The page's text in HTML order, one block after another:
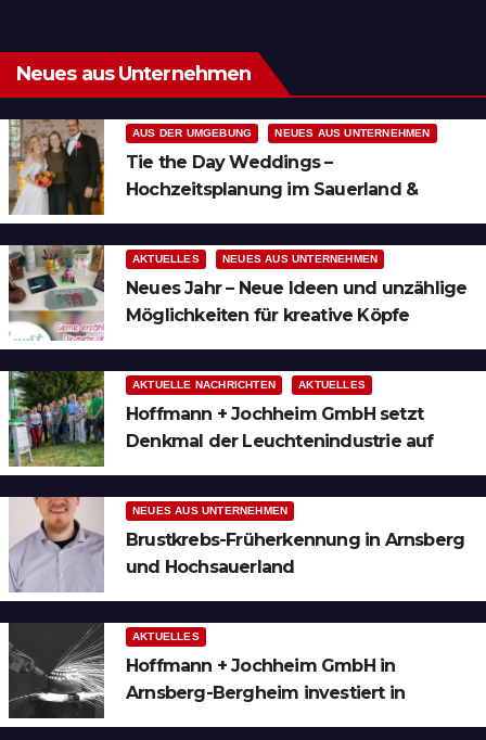
Neues aus Unternehmen
AUS DER UMGEBUNG NEUES AUS UNTERNEHMEN
Tie the Day Weddings –
Hochzeitsplanung im Sauerland &
AKTUELLES NEUES AUS UNTERNEHMEN
Neues Jahr – Neue Ideen und unzählige
Möglichkeiten für kreative Köpfe
AKTUELLE NACHRICHTEN AKTUELLES
Hoffmann + Jochheim GmbH setzt
Denkmal der Leuchtenindustrie auf
NEUES AUS UNTERNEHMEN
Brustkrebs-Früherkennung in Arnsberg
und Hochsauerland
AKTUELLES
Hoffmann + Jochheim GmbH in
Arnsberg-Bergheim investiert in